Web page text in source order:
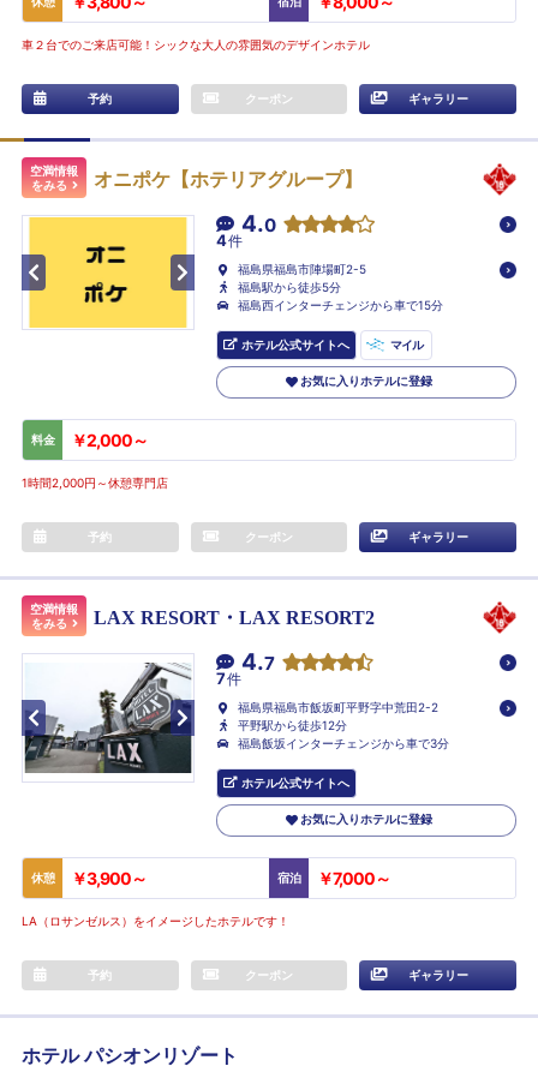
車２台でのご来店可能！シックな大人の雰囲気のデザインホテル
予約 クーポン ギャラリー
空満情報
をみる
オニポケ【ホテリアグループ】
4.0
4件
福島県福島市陣場町2-5
福島駅から徒歩5分
福島西インターチェンジから車で15分
ホテル公式サイトへ マイル
お気に入りホテルに登録
料金 ￥2,000～
1時間2,000円～休憩専門店
予約 クーポン ギャラリー
空満情報
をみる
LAX RESORT・LAX RESORT2
4.7
7件
福島県福島市飯坂町平野字中荒田2-2
平野駅から徒歩12分
福島飯坂インターチェンジから車で3分
ホテル公式サイトへ
お気に入りホテルに登録
休憩 ￥3,900～ 宿泊 ￥7,000～
LA（ロサンゼルス）をイメージしたホテルです！
予約 クーポン ギャラリー
ホテル パシオンリゾート